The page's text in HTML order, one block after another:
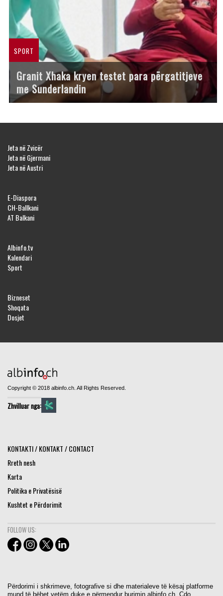
SPORT
Granit Xhaka kryen testet para përgatitjeve
me Sunderlandin
Jeta në Zvicër
Jeta në Gjermani
Jeta në Austri
E-Diaspora
CH-Ballkani
AT Balkani
Albinfo.tv
Kalendari
Sport
Bizneset
Shoqata
Dosjet
Copyright © 2018 albinfo.ch. All Rights Reserved.
Zhvilluar nga:
KONTAKTI / KONTAKT / CONTACT
Rreth nesh
Karta
Politika e Privatësisë
Kushtet e Përdorimit
FOLLOW US:
Përdorimi i shkrimeve, fotografive si dhe materialeve të kësaj platforme
mund të bëhet vetëm duke e përmendur burimin albinfo.ch. Cdo